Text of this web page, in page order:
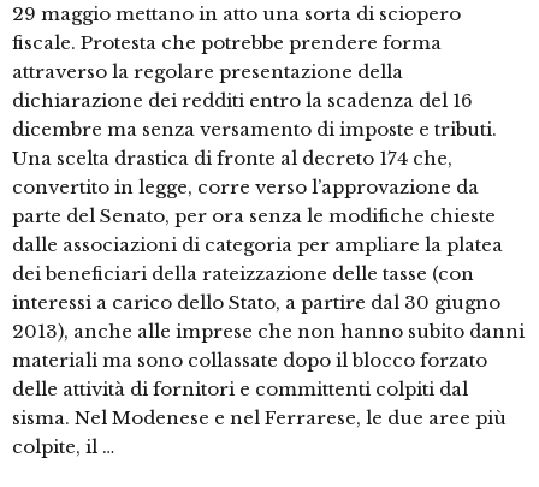
29 maggio mettano in atto una sorta di sciopero
fiscale. Protesta che potrebbe prendere forma
attraverso la regolare presentazione della
dichiarazione dei redditi entro la scadenza del 16
dicembre ma senza versamento di imposte e tributi.
Una scelta drastica di fronte al decreto 174 che,
convertito in legge, corre verso l’approvazione da
parte del Senato, per ora senza le modifiche chieste
dalle associazioni di categoria per ampliare la platea
dei beneficiari della rateizzazione delle tasse (con
interessi a carico dello Stato, a partire dal 30 giugno
2013), anche alle imprese che non hanno subito danni
materiali ma sono collassate dopo il blocco forzato
delle attività di fornitori e committenti colpiti dal
sisma. Nel Modenese e nel Ferrarese, le due aree più
colpite, il …